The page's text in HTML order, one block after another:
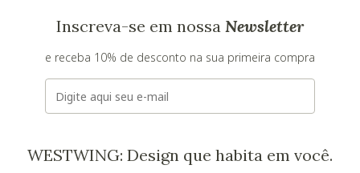
Inscreva-se em nossa Newsletter
e receba 10% de desconto na sua primeira compra
E-mail
WESTWING: Design que habita em você.